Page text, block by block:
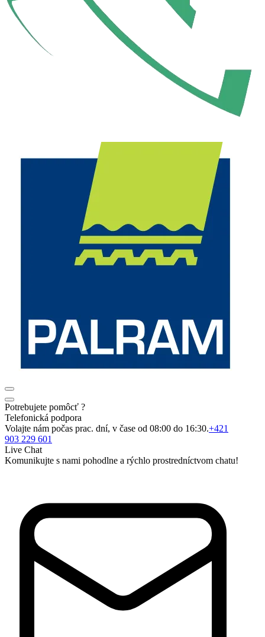
Potrebujete pomôcť ?
Telefonická podpora
Volajte nám počas prac. dní, v čase od 08:00 do 16:30.+421
903 229 601
Live Chat
Komunikujte s nami pohodlne a rýchlo prostredníctvom chatu!